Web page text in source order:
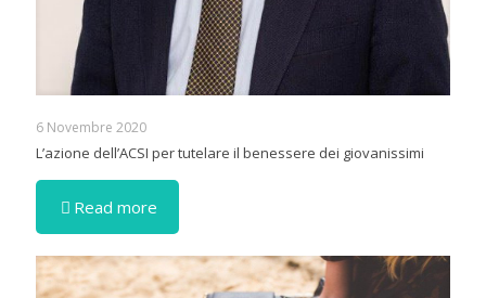
6 Novembre 2020
L’azione dell’ACSI per tutelare il benessere dei giovanissimi
Read more